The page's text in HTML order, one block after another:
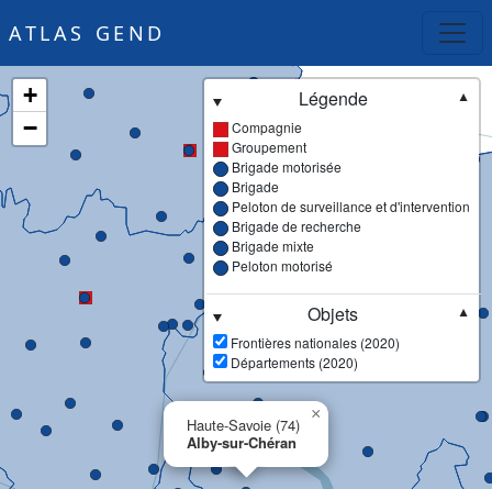
ATLAS GEND
Haute-Savoie (74)
Alby-sur-Chéran
×
+
−
Légende
▼
Compagnie
Groupement
Brigade motorisée
Brigade
Peloton de surveillance et d'intervention
Brigade de recherche
Brigade mixte
Peloton motorisé
Objets
▼
Frontières nationales (2020)
Départements (2020)